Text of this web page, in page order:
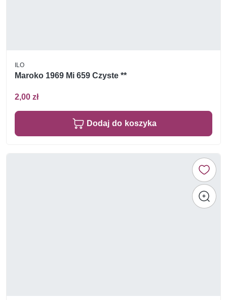
ILO
Maroko 1969 Mi 659 Czyste **
2,00 zł
Dodaj do koszyka